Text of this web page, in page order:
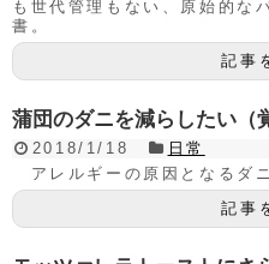
も世代管理もない、原始的な
書。
記事
蒲団のダニを減らしたい（
2018/1/18
日常
アレルギーの原因となるダ
記事